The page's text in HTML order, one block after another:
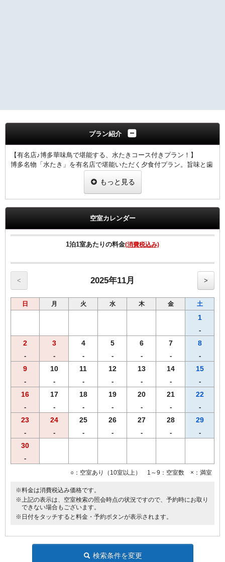
プラン紹介
【有名店♪博多華味鳥で堪能する、水たきコース付きプラン！】
博多名物「水たき」を有名店で堪能いただく夕食付プラン。旨味と歯
ごたえが自慢の銘柄鶏「華味鳥」を使用したこだわりの水たきコース
です。濃厚な鶏ガラスープは煮込むほどに旨味が溶け出し、より深い
味わいとなります。ぜひご賞味下さいませ！！
◆小鉢二品
◆華味鳥生ハムと親鳥たたき
（ぶつ切り、ミンチ、切身、肝、野菜盛り、雑炊又はちゃんぽん麺）
◆香物
◆甘味
営業時間 日～木 17時～22時（フードラストオーダー21時00分）
金・土 17時～23時（フードラストオーダー22時00分）
ホテルから徒歩5分程の場所にございます。
《ご注意》
ホテルより、料理のご予約時間についてご連絡させて頂きます。あら
なお、料金の中にはお飲み物の料金は含まれておりませんのでご注意
ください。
※１名様はカウンター席へのご案内となります。
【全プラン共通サービス】
・ウェルカムドリンクとしてＲ＆Ｂオリジナル挽きたてコーヒーを
ご用意！
・全室インターネット回線接続可能（Wi-Fi・有線LAN）
もっと見る
空室カレンダー
1泊1室あたりの料金(消費税込み)
< 2025年11月 >
日 月 火 水 木 金 土
1
-
2
-
3
-
4
-
5
-
6
-
7
-
8
-
9
-
10
-
11
-
12
-
13
-
14
-
15
-
16
-
17
-
18
-
19
-
20
-
21
-
22
-
23
-
24
-
25
-
26
-
27
-
28
-
29
-
30
-
○：空室あり（10室以上） 1～9：空室数 ×：満室
※料金は消費税込み価格です。
※上記の表示は、空室検索の照会時点の状況ですので、予約時にお取り
できない場合もございます。
※日付をタッチすると料金・予約ボタンが表示されます。
検索条件を変更